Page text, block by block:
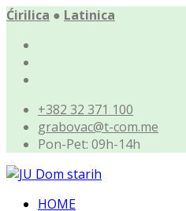
Ćirilica ● Latinica
+382 32 371 100
grabovac@t-com.me
Pon-Pet: 09h-14h
HOME